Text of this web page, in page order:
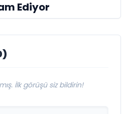
Ediyor
İlk görüşü siz bildirin!